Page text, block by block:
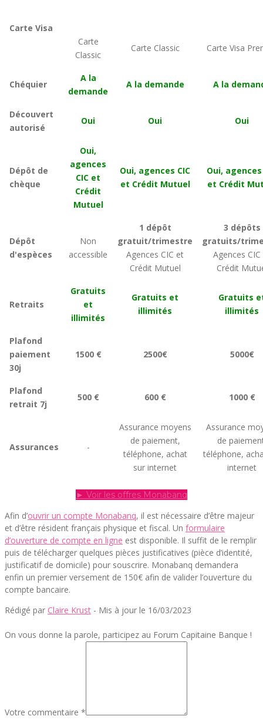
Carte Visa
Carte
Classic
Carte Classic Carte Visa
Chéquier
A la
demande
A la demande A la
Découvert
autorisé
Oui Oui Oui
Dépôt de
chèque
Oui,
agences
CIC et
Crédit
Mutuel
Oui, agences CIC
et Crédit Mutuel
Oui, agences
et Crédit
Dépôt
d'espèces
Non
accessible
1 dépôt
gratuit/trimestre
Agences CIC et
Crédit Mutuel
3 dépôts
gratuits/
Agences
Crédit
Retraits
Gratuits
et
illimités
Gratuits et
illimités
Gratuits
illimités
Plafond
paiement
30j
1500 € 2500€ 5000€
Plafond
retrait 7j
500 € 600 € 1000 €
Assurances -
Assurance moyens
de paiement,
téléphone, achat
sur internet
Assurance
de
téléphone,
internet
► Voir les offres Monabanq
Afin d’ouvrir un compte Monabanq, il est nécessaire d’être majeur
et d’être résident français physique et fiscal. Un formulaire
d’ouverture de compte en ligne est disponible. Il suffit de le remplir
puis de télécharger quelques pièces justificatives (pièce d’identité,
justificatif de domicile) pour souscrire. Monabanq demandera
enfin un premier versement de 150€ afin de valider l’ouverture du
compte bancaire.
Rédigé par Claire Krust - Mis à jour le 16/03/2023
On vous donne la parole, participez au Forum Capitaine Banque !
Votre commentaire *